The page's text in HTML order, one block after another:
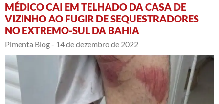
MÉDICO CAI EM TELHADO DA CASA DE
VIZINHO AO FUGIR DE SEQUESTRADORES
NO EXTREMO-SUL DA BAHIA
Pimenta Blog - 14 de dezembro de 2022